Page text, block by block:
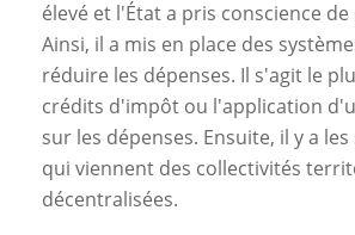
élevé et l'État a pris conscience
Ainsi, il a mis en place des
réduire les dépenses. Il s'agit le
crédits d'impôt ou l'application
sur les dépenses. Ensuite, il y a
qui viennent des collectivités
décentralisées.